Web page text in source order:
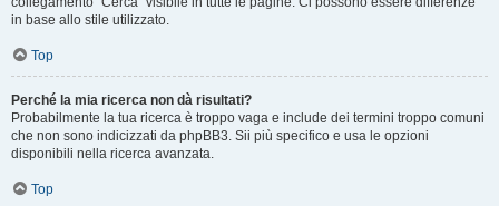
in base allo stile utilizzato.
Top
Perché la mia ricerca non dà risultati?
Probabilmente la tua ricerca è troppo vaga e include dei termini troppo comuni
che non sono indicizzati da phpBB3. Sii più specifico e usa le opzioni
disponibili nella ricerca avanzata.
Top